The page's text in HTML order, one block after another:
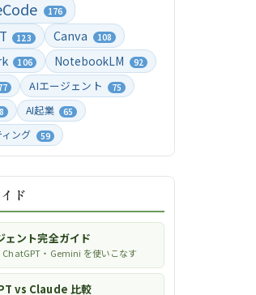
176
123 Canva 108
106 NotebookLM 92
AIエージェント 75
AI起業 65
ング 59
ド
ェント完全ガイド
・Gemini を使いこなす
vs Claude 比較